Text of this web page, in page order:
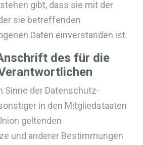
gibt, dass sie mit der
sie betreffenden
Daten einverstanden ist.
des für die
Sinne der Datenschutz-
in den Mitgliedstaaten
geltenden
und anderer Bestimmungen